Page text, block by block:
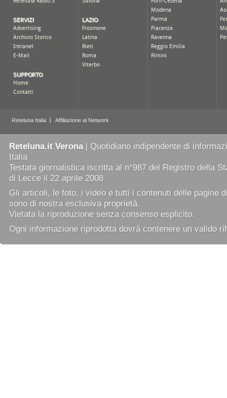
Reteluna.it Verona| Quotidiano indipendente di
Italia
Testata giornalistica iscritta al n°987 del Registro della
di Lecce il 22 aprile 2008
Gli articoli, le foto, i video e tutti i contenuti delle pagine
sono di nostra esclusiva proprietà.
Vietata la riproduzione senza consenso esplicito.
Ogni informazione riprodotta dovrà contenere un valido